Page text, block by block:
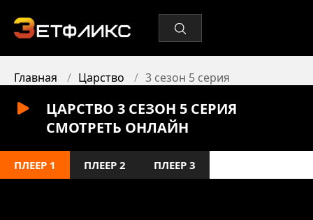
Главная Царство 3 сезон 5 серия
ЦАРСТВО 3 СЕЗОН 5 СЕРИЯ
СМОТРЕТЬ ОНЛАЙН
ПЛЕЕР 1 ПЛЕЕР 2 ПЛЕЕР 3